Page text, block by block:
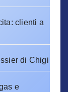
clienti a
di Chigi
e